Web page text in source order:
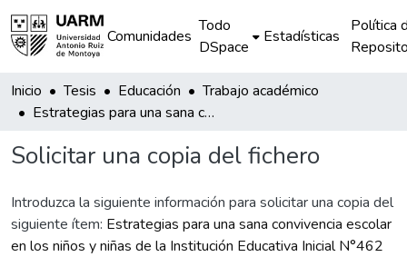
Comunidades
Todo
DSpace
Estadísticas
Política
Inicio Tesis Educación
Trabajo académico
Estrategias para una sana convivencia escolar en los niños y niñas de la Institución Educativa Inicial N°462 de Primero de Enero
Solicitar una copia del fichero
Introduzca la siguiente información para solicitar una copia del
siguiente ítem: Estrategias para una sana convivencia escolar
en los niños y niñas de la Institución Educativa Inicial N°462